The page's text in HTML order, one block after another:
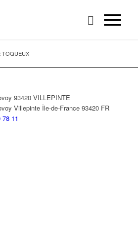
TOQUEUX
93420 VILLEPINTE
Villepinte Île-de-France 93420 FR
11